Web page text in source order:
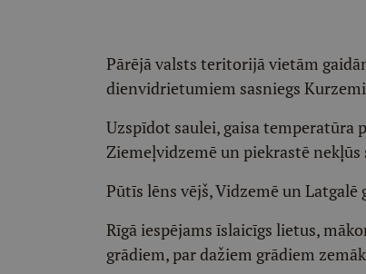
Pārējā valsts teritorijā vietām
dienvidrietumiem sasniegs
Uzspīdot saulei, gaisa temperatūra
Ziemeļvidzemē un piekrastē
Pūtīs lēns vējš, Vidzemē un
Rīgā iespējams īslaicīgs lietus,
grādiem, par dažiem grādiem